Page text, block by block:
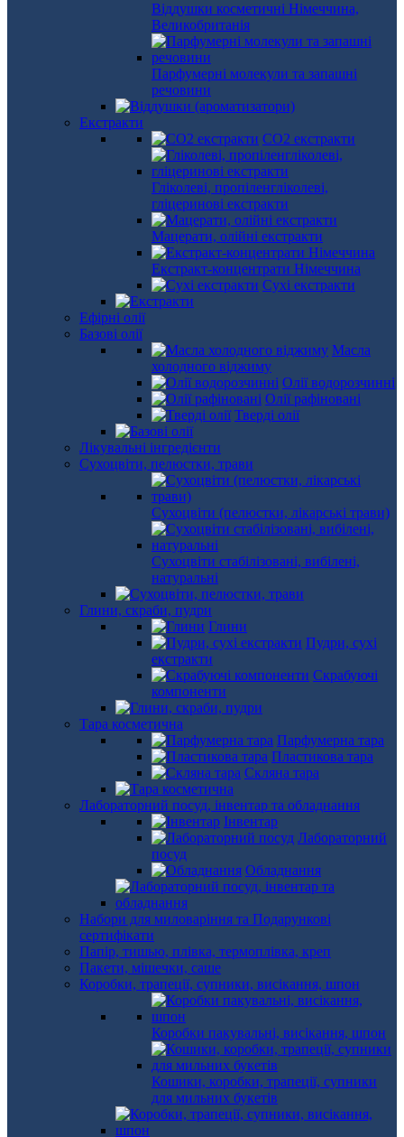
Віддушки косметичні Німеччина,
Великобританія
Парфумерні молекули та запашні
речовини
Екстракти
СО2 екстракти
Гліколеві, пропіленгліколеві,
гліцеринові екстракти
Мацерати, олійні екстракти
Екстракт-концентрати Німеччина
Сухі екстракти
Ефірні олії
Базові олії
Масла
холодного віджиму
Олії водорозчинні
Олії рафіновані
Тверді олії
Лікувальні інгредієнти
Сухоцвіти, пелюстки, трави
Сухоцвіти (пелюстки, лікарські трави)
Сухоцвіти стабілізовані, вибілені,
натуральні
Глини, скраби, пудри
Глини
Пудри, сухі
екстракти
Скрабуючі
компоненти
Тара косметична
Парфумерна тара
Пластикова тара
Скляна тара
Лабораторний посуд, інвентар та обладнання
Інвентар
Лабораторний
посуд
Обладнання
Набори для миловаріння та Подарункові
сертифікати
Папір, тишью, плівка, термоплівка, креп
Пакети, мішечки, саше
Коробки, трапеції, супники, висікання, шпон
Коробки пакувальні, висікання, шпон
Кошики, коробки, трапеції, супники
для мильних букетів